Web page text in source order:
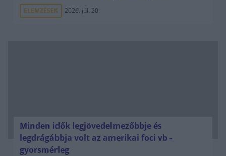
ELEMZÉSEK 2026. júl. 20.
Minden idők legjövedelmezőbbje és
legdrágábbja volt az amerikai foci vb -
gyorsmérleg